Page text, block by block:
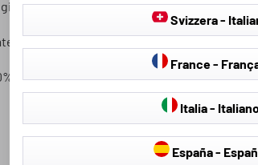
Il prodotto è adatto anche ai
di questo prodotto, consigliamo di pulirlo
poliestere
Svizzera -
France -
Italia -
España -